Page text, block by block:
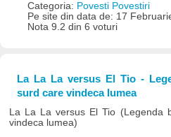
Categoria: Povesti Povestiri
Pe site din data de: 17
Nota 9.2 din 6 voturi
La La La versus El Tio -
surd care vindeca lumea
La La La versus El Tio (Legenda
vindeca lumea)